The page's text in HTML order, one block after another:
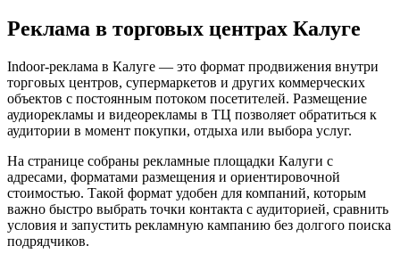
Реклама в торговых центрах Калуге
Indoor-реклама в Калуге — это формат продвижения внутри
торговых центров, супермаркетов и других коммерческих
объектов с постоянным потоком посетителей. Размещение
аудиорекламы и видеорекламы в ТЦ позволяет обратиться к
аудитории в момент покупки, отдыха или выбора услуг.
На странице собраны рекламные площадки Калуги с
адресами, форматами размещения и ориентировочной
стоимостью. Такой формат удобен для компаний, которым
важно быстро выбрать точки контакта с аудиторией, сравнить
условия и запустить рекламную кампанию без долгого поиска
подрядчиков.